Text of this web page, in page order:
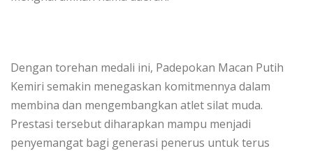
Dengan torehan medali ini, Padepokan Macan Putih
Kemiri semakin menegaskan komitmennya dalam
membina dan mengembangkan atlet silat muda.
Prestasi tersebut diharapkan mampu menjadi
penyemangat bagi generasi penerus untuk terus